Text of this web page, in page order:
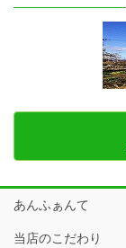
あんふぁんて
当店のこだわり